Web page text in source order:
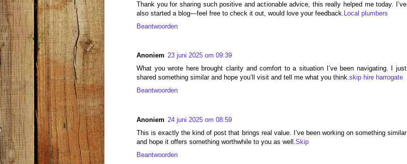
Thank you for sharing such positive and actionable advice, this really helped me today. I’ve
also started a blog—feel free to check it out, would love your feedback. Local plumbers
Beantwoorden
Anoniem 23 juni 2025 om 09:39
What you wrote here brought clarity and comfort to a situation I’ve been navigating. I just
shared something similar and hope you’ll visit and tell me what you think.skip hire harrogate
Beantwoorden
Anoniem 24 juni 2025 om 08:59
This is exactly the kind of post that brings real value. I’ve been working on something similar
and hope it offers something worthwhile to you as well. Skip
Beantwoorden